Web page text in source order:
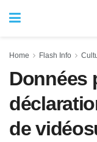
Home Flash Info
Données
de